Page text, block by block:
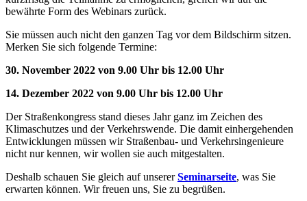
bewährte Form des Webinars zurück.
Sie müssen auch nicht den ganzen Tag vor dem Bildschirm sitzen.
Merken Sie sich folgende Termine:
30. November 2022 von 9.00 Uhr bis 12.00 Uhr
14. Dezember 2022 von 9.00 Uhr bis 12.00 Uhr
Der Straßenkongress stand dieses Jahr ganz im Zeichen des
Klimaschutzes und der Verkehrswende. Die damit einhergehenden
Entwicklungen müssen wir Straßenbau- und Verkehrsingenieure
nicht nur kennen, wir wollen sie auch mitgestalten.
Deshalb schauen Sie gleich auf unsererSeminarseite, was Sie
erwarten können. Wir freuen uns, Sie zu begrüßen.